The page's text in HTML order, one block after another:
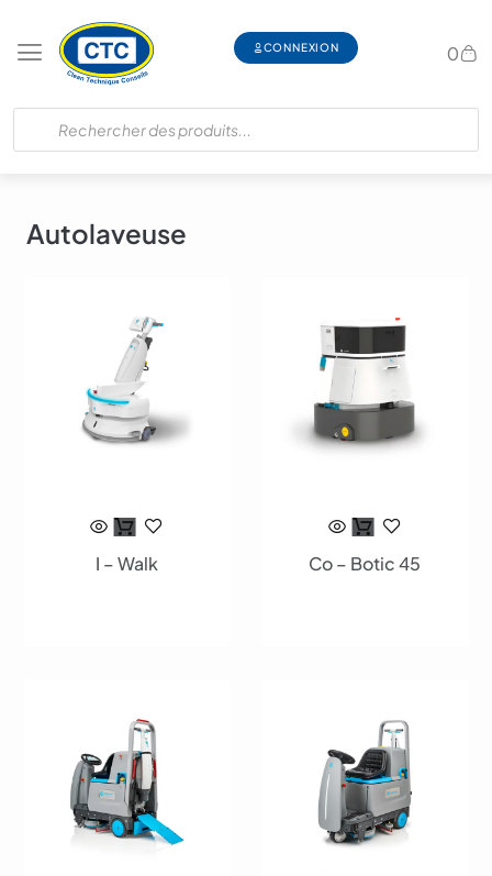
CONNEXION 0
Autolaveuse
I – Walk Co – Botic 45